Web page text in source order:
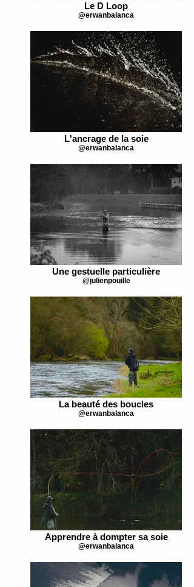
Le D Loop
@erwanbalanca
L'ancrage de la soie
@erwanbalanca
Une gestuelle particulière
@julienpouille
La beauté des boucles
@erwanbalanca
Apprendre à dompter sa soie
@erwanbalanca